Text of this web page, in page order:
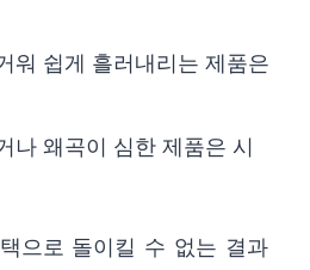
워 쉽게 흘러내리는 제품은
나 왜곡이 심한 제품은 시
으로 돌이킬 수 없는 결과